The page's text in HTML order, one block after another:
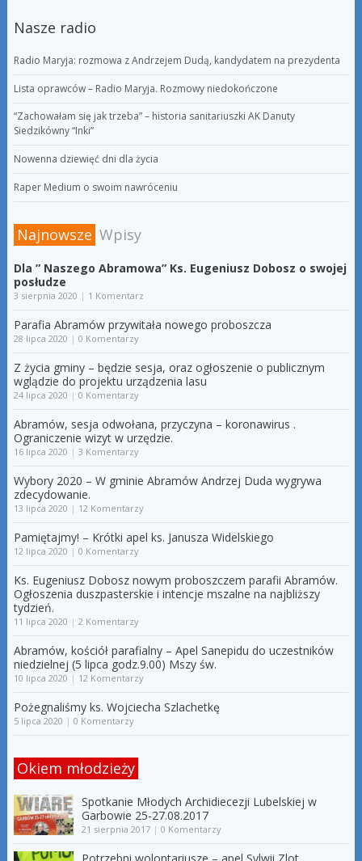
Nasze radio
Radio Maryja: rozmowa z Andrzejem Dudą, kandydatem na prezydenta
Lista oprawców – Radio Maryja. Rozmowy niedokończone
“Zachowałam się jak trzeba” – historia sanitariuszki AK Danuty
Siedzikówny “Inki”
Nowenna dziewięć dni dla życia
Raper Medium o swoim nawróceniu
Najnowsze Wpisy
Dla ” Naszego Abramowa” Ks. Eugeniusz Dobosz o swojej
posłudze
3 sierpnia 2020 | 1 Komentarz
Parafia Abramów przywitała nowego proboszcza
28 lipca 2020 | 0 Komentarzy
Z życia gminy – będzie sesja, oraz ogłoszenie o publicznym
wglądzie do projektu urządzenia lasu
24 lipca 2020 | 0 Komentarzy
Abramów, sesja odwołana, przyczyna – koronawirus .
Ograniczenie wizyt w urzędzie.
16 lipca 2020 | 3 Komentarzy
Wybory 2020 – W gminie Abramów Andrzej Duda wygrywa
zdecydowanie.
13 lipca 2020 | 12 Komentarzy
Pamiętajmy! – Krótki apel ks. Janusza Widelskiego
12 lipca 2020 | 0 Komentarzy
Ks. Eugeniusz Dobosz nowym proboszczem parafii Abramów.
Ogłoszenia duszpasterskie i intencje mszalne na najbliższy
tydzień.
11 lipca 2020 | 2 Komentarzy
Abramów, kościół parafialny – Apel Sanepidu do uczestników
niedzielnej (5 lipca godz.9.00) Mszy św.
10 lipca 2020 | 12 Komentarzy
Pożegnaliśmy ks. Wojciecha Szlachetkę
5 lipca 2020 | 0 Komentarzy
Okiem młodzieży
Spotkanie Młodych Archidiecezji Lubelskiej w
Garbowie 25-27.08.2017
21 sierpnia 2017| 0 Komentarzy